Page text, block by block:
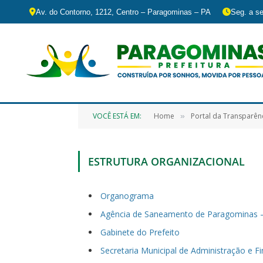
Av. do Contorno, 1212, Centro – Paragominas – PA Seg. a
VOCÊ ESTÁ EM: Home » Portal da
ESTRUTURA ORGANIZACIONAL
Organograma
Agência de Saneamento de Paragominas
Gabinete do Prefeito
Secretaria Municipal de Administração e